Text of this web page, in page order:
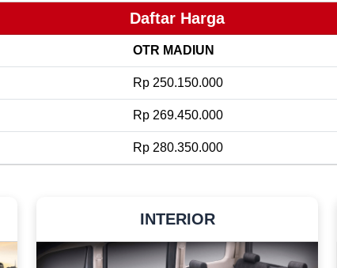
Daftar Harga
OTR MADIUN
Rp 250.150.000
Rp 269.450.000
Rp 280.350.000
INTERIOR